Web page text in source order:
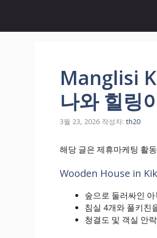
츠
Manglisi
나와 힐링
3월 23, 2026 작성자: th20
해당 글은 제휴마케팅 활
Wooden House in
숲으로 둘러싸인
침실 4개와 풀키친
청결도 및 객실 안